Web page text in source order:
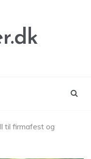
til firmafest og